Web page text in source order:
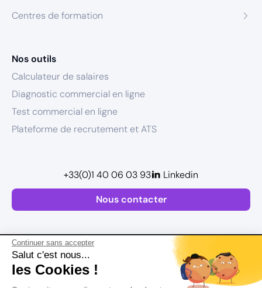
Continuer sans accepter
Salut c'est nous...
les Cookies !
Centres de formation
Nos outils
Calculateur de salaires
Diagnostic commercial en ligne
Test commercial en ligne
Plateforme de recrutement et ATS
Nous contacter
+33(0)1 40 06 03 93 Linkedin